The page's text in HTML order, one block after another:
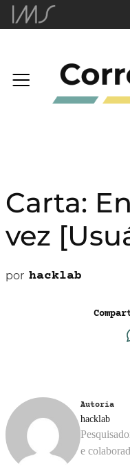
Carta:
vez
por hacklab
Autoria
hacklab
e